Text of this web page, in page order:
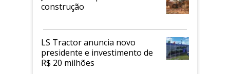
construção
LS Tractor anuncia novo
presidente e investimento de
R$ 20 milhões